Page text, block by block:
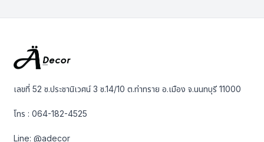
เลขที่ 52 ซ.ประชานิเวศน์ 3 ซ.14/10 ต.ท่าทราย อ.เมือง จ.นนทบุรี 11000
โทร :064-182-4525
Line:@adecor